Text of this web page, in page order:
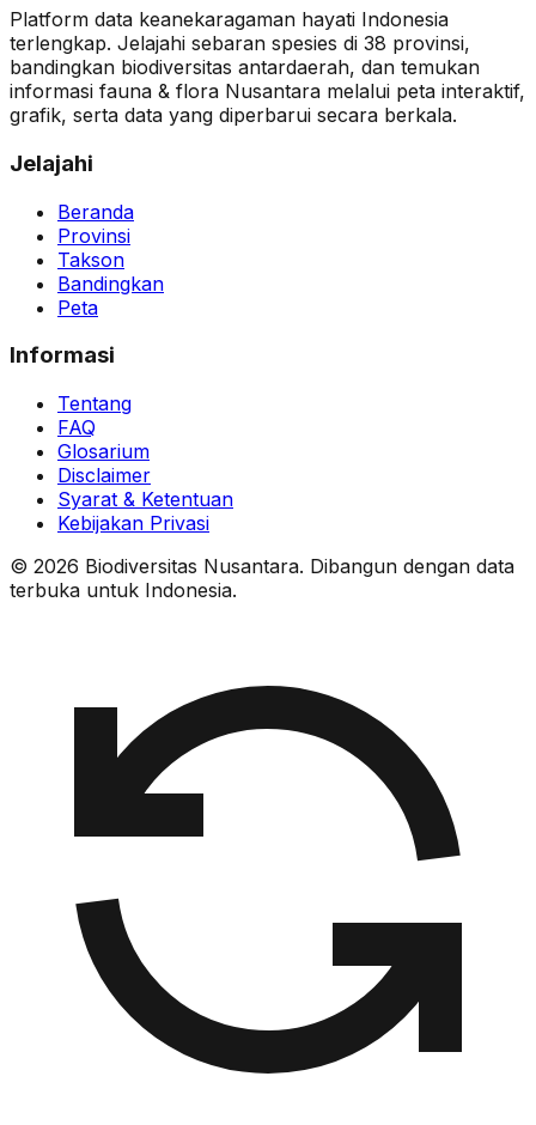
Platform data keanekaragaman hayati Indonesia
terlengkap. Jelajahi sebaran spesies di 38 provinsi,
bandingkan biodiversitas antardaerah, dan temukan
informasi fauna & flora Nusantara melalui peta interaktif,
grafik, serta data yang diperbarui secara berkala.
Jelajahi
Beranda
Provinsi
Takson
Bandingkan
Peta
Informasi
Tentang
FAQ
Glosarium
Disclaimer
Syarat & Ketentuan
Kebijakan Privasi
© 2026 Biodiversitas Nusantara. Dibangun dengan data
terbuka untuk Indonesia.